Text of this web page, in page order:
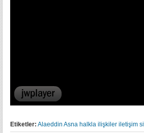
Etiketler: Alaeddin Asna halkla ilişkiler iletişim